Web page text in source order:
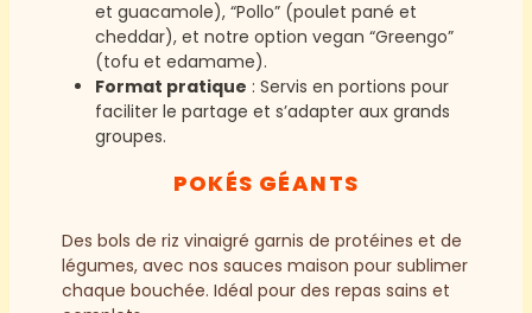
et guacamole), “Pollo” (poulet pané et
cheddar), et notre option vegan “Greengo”
(tofu et edamame).
Format pratique : Servis en portions pour
faciliter le partage et s’adapter aux grands
groupes.
POKÉS GÉANTS
Des bols de riz vinaigré garnis de protéines et de
légumes, avec nos sauces maison pour sublimer
chaque bouchée. Idéal pour des repas sains et